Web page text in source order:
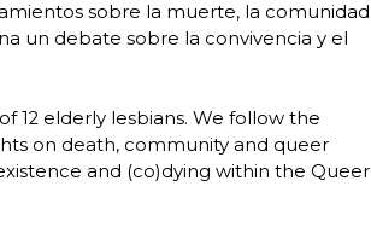
sobre la muerte, la comunidad
un debate sobre la convivencia y el
12 elderly lesbians. We follow the
on death, community and queer
and (co)dying within the Queer